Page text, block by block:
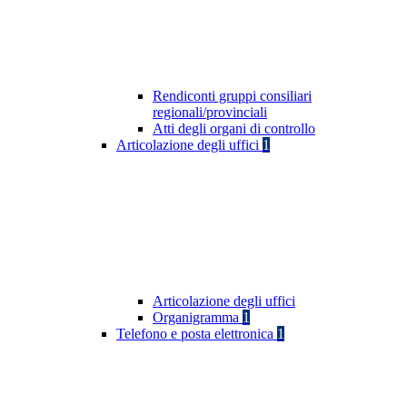
Rendiconti gruppi consiliari
regionali/provinciali
Atti degli organi di controllo
Articolazione degli uffici 1
Articolazione degli uffici
Organigramma 1
Telefono e posta elettronica 1